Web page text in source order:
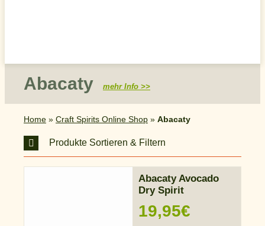
Abacaty mehr Info >>
Home» Craft Spirits Online Shop» Abacaty
Produkte Sortieren & Filtern
Abacaty Avocado
Dry Spirit
19,95€